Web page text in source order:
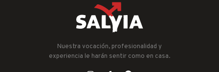
Nuestra vocación, profesionalidad y
experiencia le harán sentir como en casa.